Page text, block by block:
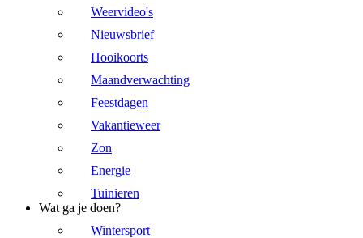
Weervideo's
Nieuwsbrief
Hooikoorts
Maandverwachting
Feestdagen
Vakantieweer
Zon
Energie
Tuinieren
Wat ga je doen?
Wintersport